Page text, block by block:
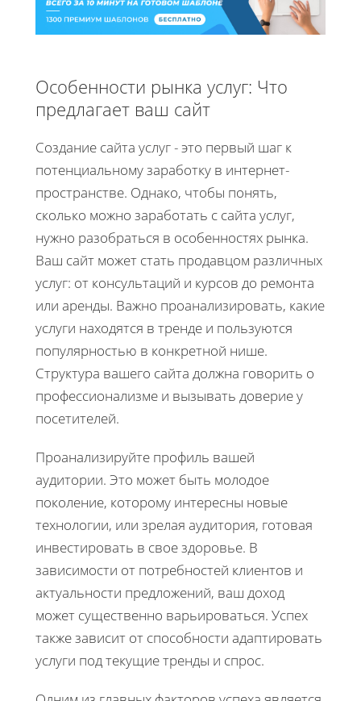
Особенности рынка услуг: Что
предлагает ваш сайт
Создание сайта услуг - это первый шаг к
потенциальному заработку в интернет-
пространстве. Однако, чтобы понять,
сколько можно заработать с сайта услуг,
нужно разобраться в особенностях рынка.
Ваш сайт может стать продавцом различных
услуг: от консультаций и курсов до ремонта
или аренды. Важно проанализировать, какие
услуги находятся в тренде и пользуются
популярностью в конкретной нише.
Структура вашего сайта должна говорить о
профессионализме и вызывать доверие у
посетителей.
Проанализируйте профиль вашей
аудитории. Это может быть молодое
поколение, которому интересны новые
технологии, или зрелая аудитория, готовая
инвестировать в свое здоровье. В
зависимости от потребностей клиентов и
актуальности предложений, ваш доход
может существенно варьироваться. Успех
также зависит от способности адаптировать
услуги под текущие тренды и спрос.